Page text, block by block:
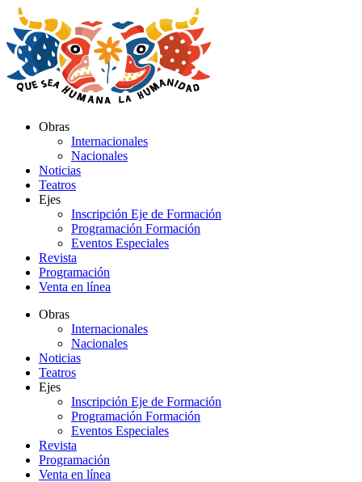
al
contenido
Obras
Internacionales
Nacionales
Noticias
Teatros
Ejes
Inscripción Eje de Formación
Programación Formación
Eventos Especiales
Revista
Programación
Venta en línea
Obras
Internacionales
Nacionales
Noticias
Teatros
Ejes
Inscripción Eje de Formación
Programación Formación
Eventos Especiales
Revista
Programación
Venta en línea